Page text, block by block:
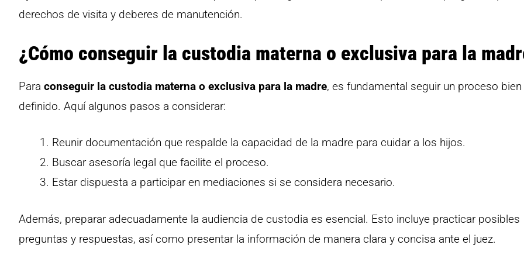
derechos de visita y deberes de manutención.
¿Cómo conseguir la custodia materna o exclusiva para la
Para conseguir la custodia materna o exclusiva para la madre, es fundamental seguir un proceso bien
definido. Aquí algunos pasos a considerar:
Reunir documentación que respalde la capacidad de la madre para cuidar a los hijos.
Buscar asesoría legal que facilite el proceso.
Estar dispuesta a participar en mediaciones si se considera necesario.
Además, preparar adecuadamente la audiencia de custodia es esencial. Esto incluye practicar posibles
preguntas y respuestas, así como presentar la información de manera clara y concisa ante el juez.